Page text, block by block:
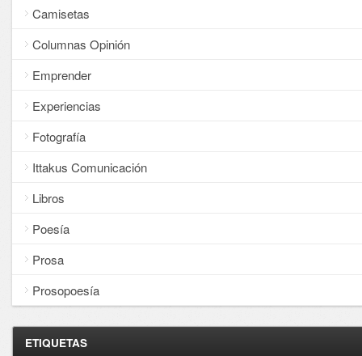
Camisetas
Columnas Opinión
Emprender
Experiencias
Fotografía
Ittakus Comunicación
Libros
Poesía
Prosa
Prosopoesía
ETIQUETAS